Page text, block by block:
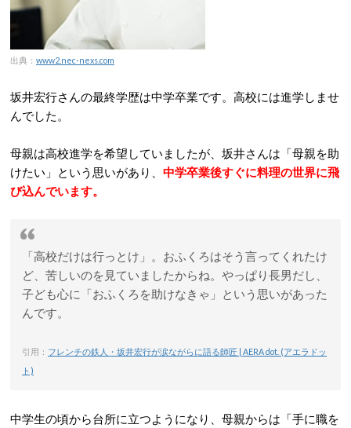
出典： www2.nec-nexs.com
坂井宏行さんの最終学歴は中学卒業です。高校には進学しませ
んでした。
母親は高校進学を希望していましたが、坂井さんは「母親を助
けたい」という思いがあり、 中学卒業後すぐに料理の世界に飛
び込んでいます。
「高校だけは行っとけ」。おふくろはそう言ってくれたけ
ど、苦しいのを見ていましたからね。やっぱり長男だし、
子ども心に「おふくろを助けなきゃ」という思いがあった
んです。
引用： フレンチの鉄人・坂井宏行が涙ながらに語る師匠 | AERA dot. (アエラドッ
ト)
中学生の頃から台所に立つようになり、母親からは「手に職を